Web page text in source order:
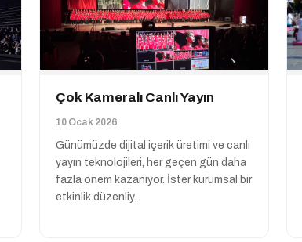
Çok Kameralı Canlı Yayın
10 Ocak 2026
Günümüzde dijital içerik üretimi ve canlı
yayın teknolojileri, her geçen gün daha
fazla önem kazanıyor. İster kurumsal bir
etkinlik düzenliy...